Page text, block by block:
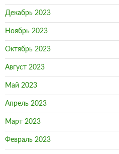
Декабрь 2023
Ноябрь 2023
Октябрь 2023
Август 2023
Май 2023
Апрель 2023
Март 2023
Февраль 2023